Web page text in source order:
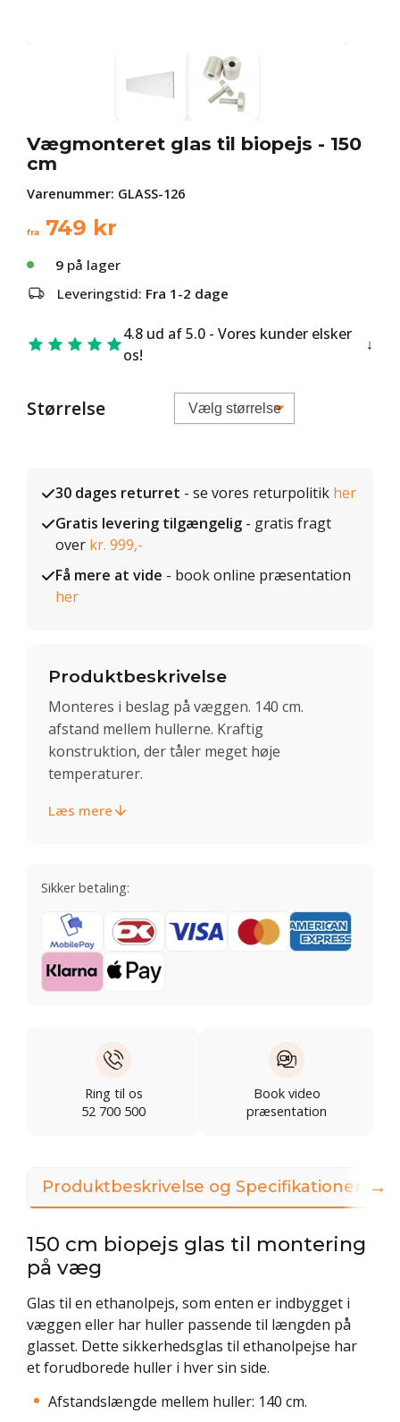
Vægmonteret glas til biopejs - 150
cm
Varenummer: GLASS-126
fra 749 kr
9 på lager
Leveringstid: Fra 1-2 dage
4.8 ud af 5.0 - Vores kunder elsker
os!
Størrelse
30 dages returret - se vores returpolitik her
Gratis levering tilgængelig - gratis fragt
over kr. 999,-
Få mere at vide - book online præsentation
her
Produktbeskrivelse
Monteres i beslag på væggen. 140 cm.
afstand mellem hullerne. Kraftig
konstruktion, der tåler meget høje
temperaturer.
Læs mere
Sikker betaling:
Ring til os
52 700 500
Book video
præsentation
Produktbeskrivelse og Specifikationer
150 cm biopejs glas til montering
på væg
Glas til en ethanolpejs, som enten er indbygget i
væggen eller har huller passende til længden på
glasset. Dette sikkerhedsglas til ethanolpejse har
et forudborede huller i hver sin side.
Afstandslængde mellem huller: 140 cm.
→